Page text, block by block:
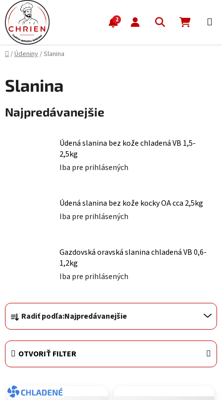
Prejsť na obsah
2 Hľadať
Domov
/Údeniny/Slanina
Slanina
Najpredávanejšie
Údená slanina bez kože chladená VB 1,5-
2,5kg
Iba pre prihlásených
Údená slanina bez kože kocky OA cca 2,5kg
Iba pre prihlásených
Gazdovská oravská slanina chladená VB 0,6-
1,2kg
Iba pre prihlásených
Radenie produktov
Radiť podľa:Najpredávanejšie
OTVORIŤ FILTER
Výpis produktov
CHLADENÉ